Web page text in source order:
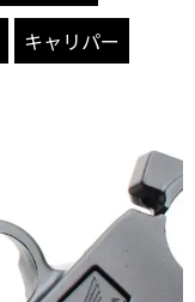
キャリパー